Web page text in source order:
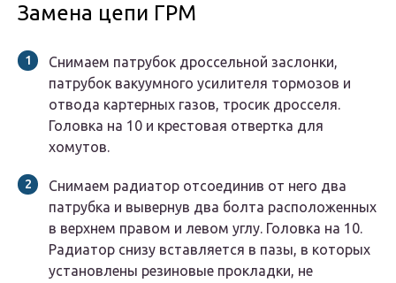
Замена цепи ГРМ
Снимаем патрубок дроссельной заслонки,
патрубок вакуумного усилителя тормозов и
отвода картерных газов, тросик дросселя.
Головка на 10 и крестовая отвертка для
хомутов.
Снимаем радиатор отсоединив от него два
патрубка и вывернув два болта расположенных
в верхнем правом и левом углу. Головка на 10.
Радиатор снизу вставляется в пазы, в которых
установлены резиновые прокладки, не